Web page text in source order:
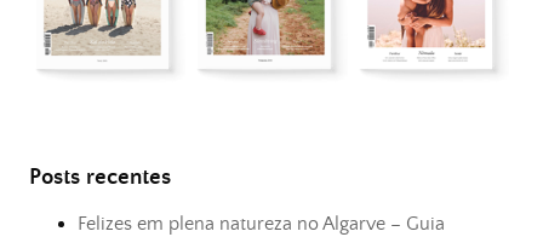
Posts recentes
Felizes em plena natureza no Algarve – Guia